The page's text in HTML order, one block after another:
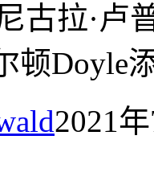
古拉·卢
顿Doyle
2021